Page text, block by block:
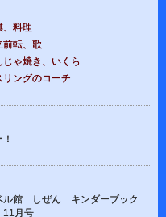
、料理
前転、歌
じゃ焼き、いくら
リングのコーチ
ル館 しぜん キンダーブック
11月号